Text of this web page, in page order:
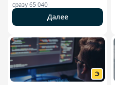
сразу65 040
Далее